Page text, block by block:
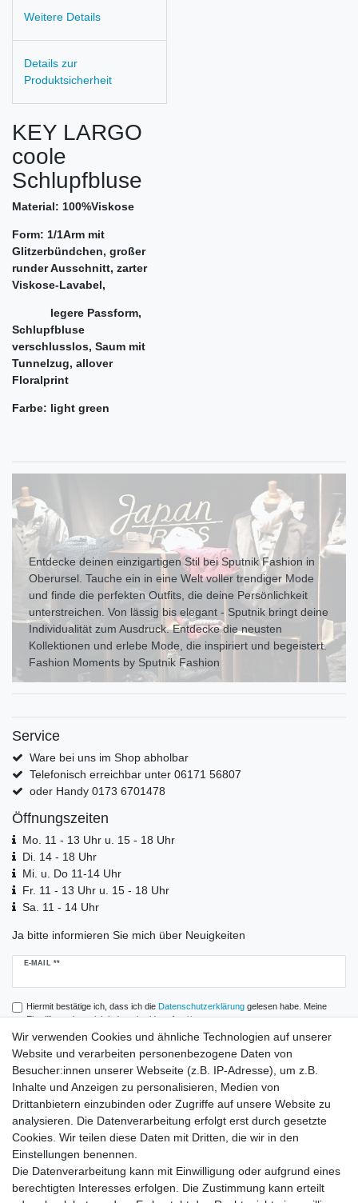
Weitere Details
Details zur
Produktsicherheit
KEY LARGO
coole
Schlupfbluse
Material: 100%Viskose
Form: 1/1Arm mit
Glitzerbündchen, großer
runder Ausschnitt, zarter
Viskose-Lavabel,
legere Passform,
Schlupfbluse
verschlusslos, Saum mit
Tunnelzug, allover
Floralprint
Farbe: light green
Entdecke deinen einzigartigen Stil bei Sputnik Fashion in
Oberursel. Tauche ein in eine Welt voller trendiger Mode
und finde die perfekten Outfits, die deine Persönlichkeit
unterstreichen. Von lässig bis elegant - Sputnik bringt deine
Individualität zum Ausdr uck. Entdecke die neusten
Kollektionen und erlebe Mode, die inspiriert und begeistert.
Fashion Moments by Sputnik Fashion
Service
Ware bei uns im Shop abholbar
Telefonisch erreichbar unter 06171 56807
oder Handy 0173 6701478
Öffnungszeiten
Mo. 11 - 13 Uhr u. 15 - 18 Uhr
Di. 14 - 18 Uhr
Mi. u. Do 11-14 Uhr
Fr. 11 - 13 Uhr u. 15 - 18 Uhr
Sa. 11 - 14 Uhr
Ja bitte informieren Sie mich über Neuigkeiten
E-MAIL **
Newsletter
Hiermit bestätige ich, dass ich die Daten­schutz­erklärunggelesen habe. Meine
Einwilligung kann ich jederzeit widerrufen.**
Abonnieren
** Hierbei handelt es sich um ein Pflichtfeld.
Zahlung und Versand
Wir verwenden Cookies und ähnliche Technologien auf unserer
Website und verarbeiten personenbezogene Daten von
Besucher:innen unserer Webseite (z.B. IP-Adresse), um z.B.
Inhalte und Anzeigen zu personalisieren, Medien von
Drittanbietern einzubinden oder Zugriffe auf unsere Website zu
analysieren. Die Datenverarbeitung erfolgt erst durch gesetzte
Cookies. Wir teilen diese Daten mit Dritten, die wir in den
Einstellungen benennen.
Die Datenverarbeitung kann mit Einwilligung oder aufgrund eines
berechtigten Interesses erfolgen. Die Zustimmung kann erteilt